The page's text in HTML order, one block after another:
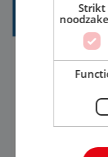
HEAD OF
Flexible
We're looking
own TUI's
influencer and
Strikt